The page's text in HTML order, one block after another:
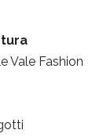
Vale Fashion